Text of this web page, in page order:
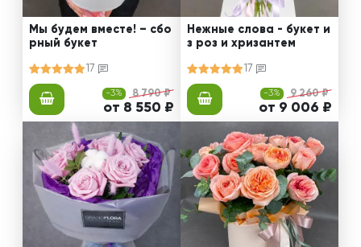
Мы будем вместе! – сбо
рный букет
17
-3% 8 790 ₽
от 8 550 ₽
Нежные слова - букет и
з роз и хризантем
17
-3% 9 260 ₽
от 9 006 ₽